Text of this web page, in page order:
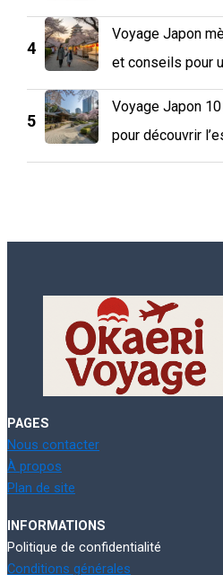
4
Voyage Japon
et conseils pour
5
Voyage Japon
pour découvrir
PAGES
Nous contacter
À propos
Plan de site
INFORMATIONS
Politique de confidentialité
Conditions générales